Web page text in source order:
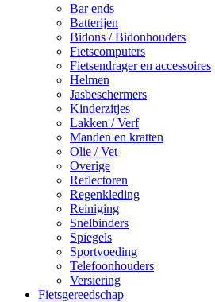
Bar ends
Batterijen
Bidons / Bidonhouders
Fietscomputers
Fietsendrager en accessoires
Helmen
Jasbeschermers
Kinderzitjes
Lakken / Verf
Manden en kratten
Olie / Vet
Overige
Reflectoren
Regenkleding
Reiniging
Snelbinders
Spiegels
Sportvoeding
Telefoonhouders
Versiering
Fietsgereedschap